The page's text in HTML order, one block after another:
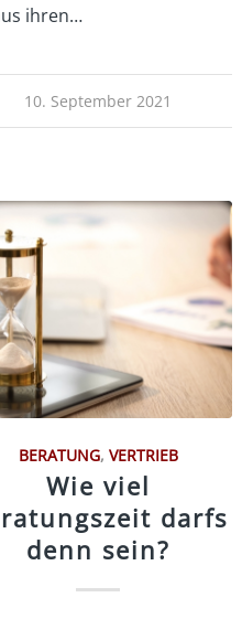
ihren…
10. September 2021
BERATUNG, VERTRIEB
Wie viel
darfs
denn sein?